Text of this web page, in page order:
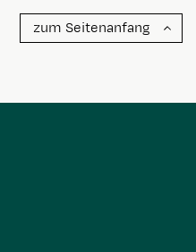
zum Seitenanfang